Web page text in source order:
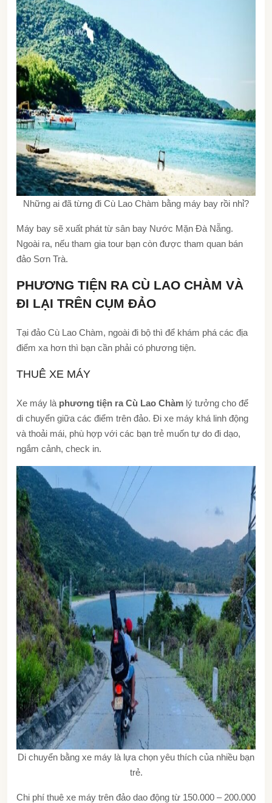
Những ai đã từng đi Cù Lao Chàm bằng máy bay rồi nhỉ?
Máy bay sẽ xuất phát từ sân bay Nước Mặn Đà Nẵng.
Ngoài ra, nếu tham gia tour bạn còn được tham quan bán
đảo Sơn Trà.
PHƯƠNG TIỆN RA CÙ LAO CHÀM VÀ
ĐI LẠI TRÊN CỤM ĐẢO
Tại đảo Cù Lao Chàm, ngoài đi bộ thì để khám phá các địa
điểm xa hơn thì bạn cần phải có phương tiện.
THUÊ XE MÁY
Xe máy là phương tiện ra Cù Lao Chàm lý tưởng cho để
di chuyển giữa các điểm trên đảo. Đi xe máy khá linh động
và thoải mái, phù hợp với các bạn trẻ muốn tự do đi dạo,
ngắm cảnh, check in.
Di chuyển bằng xe máy là lựa chọn yêu thích của nhiều bạn
trẻ.
Chi phí thuê xe máy trên đảo dao động từ 150.000 – 200.000